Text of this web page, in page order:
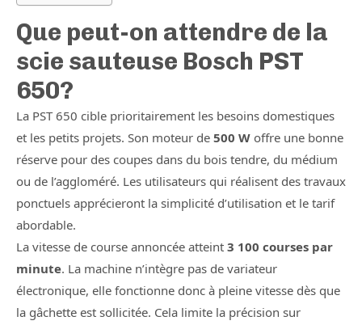
Que peut-on attendre de la
scie sauteuse Bosch PST
650?
La PST 650 cible prioritairement les besoins domestiques
et les petits projets. Son moteur de 500 W offre une bonne
réserve pour des coupes dans du bois tendre, du médium
ou de l’aggloméré. Les utilisateurs qui réalisent des travaux
ponctuels apprécieront la simplicité d’utilisation et le tarif
abordable.
La vitesse de course annoncée atteint 3 100 courses par
minute. La machine n’intègre pas de variateur
électronique, elle fonctionne donc à pleine vitesse dès que
la gâchette est sollicitée. Cela limite la précision sur